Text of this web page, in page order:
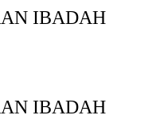
IBADAH
IBADAH